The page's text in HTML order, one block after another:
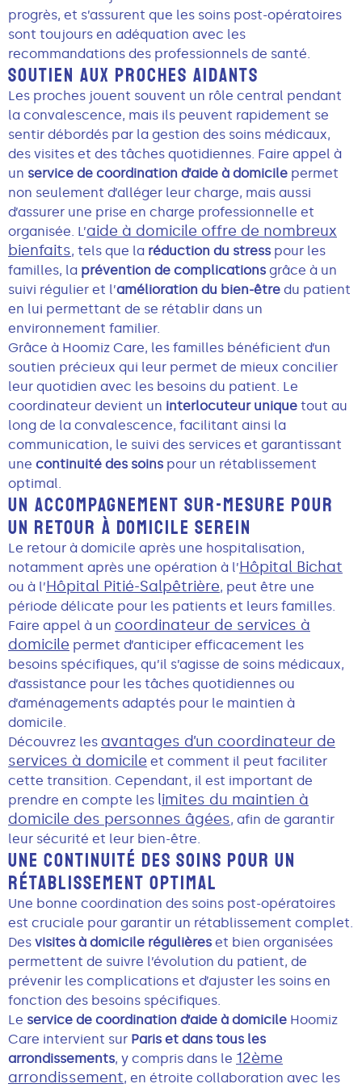
progrès, et s’assurent que les soins post-opératoires
sont toujours en adéquation avec les
recommandations des professionnels de santé.
SOUTIEN AUX PROCHES AIDANTS
Les proches jouent souvent un rôle central pendant
la convalescence, mais ils peuvent rapidement se
sentir débordés par la gestion des soins médicaux,
des visites et des tâches quotidiennes. Faire appel à
un service de coordination d’aide à domicile permet
non seulement d’alléger leur charge, mais aussi
d’assurer une prise en charge professionnelle et
organisée. L’aide à domicile offre de nombreux
bienfaits, tels que la réduction du stress pour les
familles, la prévention de complications grâce à un
suivi régulier et l’amélioration du bien-être du patient
en lui permettant de se rétablir dans un
environnement familier.
Grâce à Hoomiz Care, les familles bénéficient d’un
soutien précieux qui leur permet de mieux concilier
leur quotidien avec les besoins du patient. Le
coordinateur devient un interlocuteur unique tout au
long de la convalescence, facilitant ainsi la
communication, le suivi des services et garantissant
une continuité des soins pour un rétablissement
optimal.
UN ACCOMPAGNEMENT SUR-MESURE POUR
UN RETOUR À DOMICILE SEREIN
Le retour à domicile après une hospitalisation,
notamment après une opération à l’Hôpital Bichat
ou à l’Hôpital Pitié-Salpêtrière, peut être une
période délicate pour les patients et leurs familles.
Faire appel à un coordinateur de services à
domicile permet d’anticiper efficacement les
besoins spécifiques, qu’il s’agisse de soins médicaux,
d’assistance pour les tâches quotidiennes ou
d’aménagements adaptés pour le maintien à
domicile.
Découvrez les avantages d’un coordinateur de
services à domicile et comment il peut faciliter
cette transition. Cependant, il est important de
prendre en compte les limites du maintien à
domicile des personnes âgées, afin de garantir
leur sécurité et leur bien-être.
UNE CONTINUITÉ DES SOINS POUR UN
RÉTABLISSEMENT OPTIMAL
Une bonne coordination des soins post-opératoires
est cruciale pour garantir un rétablissement complet.
Des visites à domicile régulières et bien organisées
permettent de suivre l’évolution du patient, de
prévenir les complications et d’ajuster les soins en
fonction des besoins spécifiques.
Le service de coordination d’aide à domicile Hoomiz
Care intervient sur Paris et dans tous les
arrondissements, y compris dans le 12ème
arrondissement, en étroite collaboration avec les